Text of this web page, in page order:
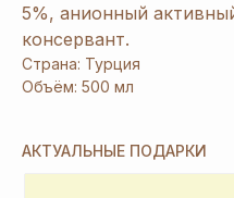
5%, анионный
консервант.
Страна: Турция
Объём: 500 мл
АКТУАЛЬНЫЕ ПОДАРКИ
[ Дарим приятныеподарки и скидки
ПОЛУЧИТЬ